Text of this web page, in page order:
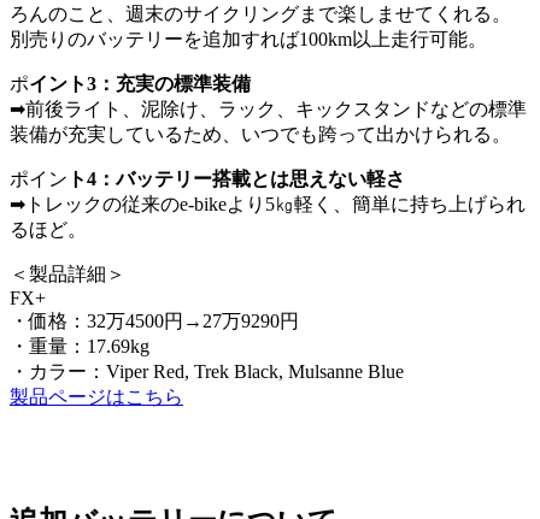
ろんのこと、週末のサイクリングまで楽しませてくれる。
別売りのバッテリーを追加すれば100km以上走行可能。
ポイント3：充実の標準装備
➡前後ライト、泥除け、ラック、キックスタンドなどの標準
装備が充実しているため、いつでも跨って出かけられる。
ポイン ト4：バッテリー搭載とは思えない軽さ
➡トレックの従来のe-bikeより5㎏軽く、簡単に持ち上げられ
るほど。
＜製品詳細＞
FX+
・価格：32万4500円→27万9290円
・重量：17.69kg
・カラー：Viper Red, Trek Black, Mulsanne Blue
製品ページはこちら